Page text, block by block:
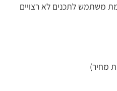
משתמש לתכנים לא רצויים
מחיר)